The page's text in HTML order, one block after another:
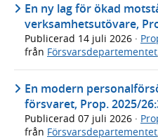
En ny lag för ökad
verksamhetsutövare,
Publicerad 14 juli 2026 ·
från Försvarsdepartementet
En modern
försvaret, Prop. 2025/
Publicerad 07 juli 2026 ·
från Försvarsdepartementet